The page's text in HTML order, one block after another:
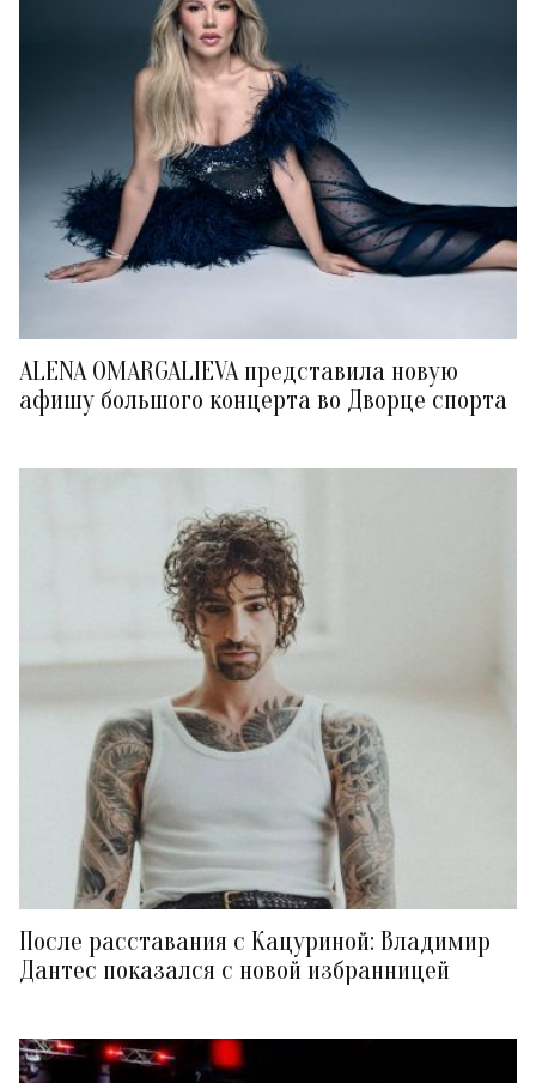
ALENA OMARGALIEVA представила новую
афишу большого концерта во Дворце спорта
После расставания с Кацуриной: Владимир
Дантес показался с новой избранницей